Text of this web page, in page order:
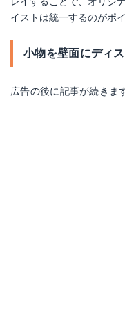
イストは統一するのがポ
小物を壁面にディ
広告の後に記事が続きま